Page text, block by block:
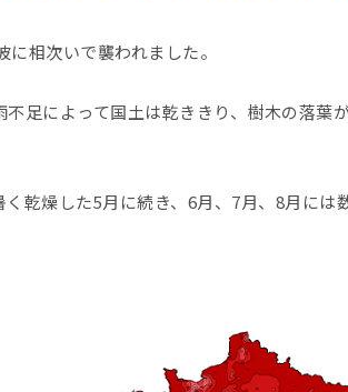
相次いで襲われました。
足によって国土は乾ききり、樹木の落
乾燥した5月に続き、6月、7月、8月に